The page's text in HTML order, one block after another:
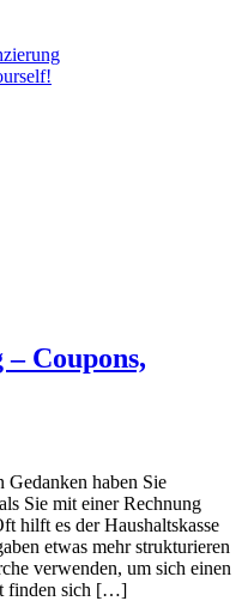
Coupons,
Gedanken haben Sie
Sie mit einer Rechnung
hilft es der Haushaltskasse
etwas mehr strukturieren
verwenden, um sich einen
finden sich […]